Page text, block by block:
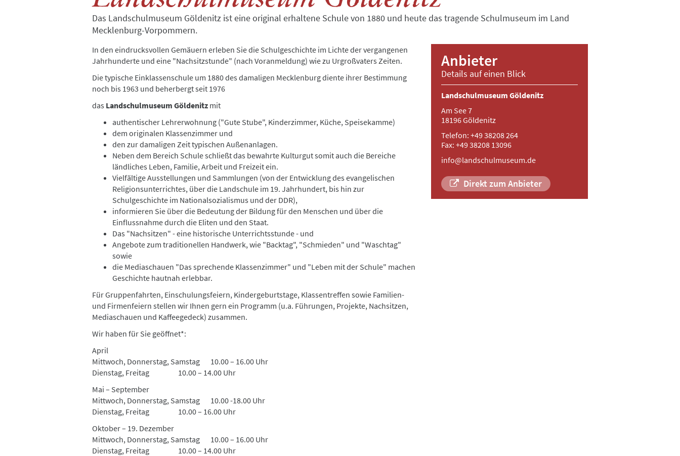
Das Landschulmuseum Göldenitz ist eine original erhaltene Schule von 1880 und heute das tragende Schulmuseum im Land
Mecklenburg-Vorpommern.
In den eindrucksvollen Gemäuern erleben Sie die Schulgeschichte im Lichte der vergangenen
Jahrhunderte und eine "Nachsitzstunde" (nach Voranmeldung) wie zu Urgroßvaters Zeiten.
Die typische Einklassenschule um 1880 des damaligen Mecklenburg diente ihrer Bestimmung
noch bis 1963 und beherbergt seit 1976
das Landschulmuseum Göldenitz mit
authentischer Lehrerwohnung ("Gute Stube", Kinderzimmer, Küche, Speisekamme)
dem originalen Klassenzimmer und
den zur damaligen Zeit typischen Außenanlagen.
Neben dem Bereich Schule schließt das bewahrte Kulturgut somit auch die Bereiche
ländliches Leben, Familie, Arbeit und Freizeit ein.
Vielfältige Ausstellungen und Sammlungen (von der Entwicklung des evangelischen
Religionsunterrichtes, über die Landschule im 19. Jahrhundert, bis hin zur
Schulgeschichte im Nationalsozialismus und der DDR),
informieren Sie über die Bedeutung der Bildung für den Menschen und über die
Einflussnahme durch die Eliten und den Staat.
Das "Nachsitzen" - eine historische Unterrichtsstunde - und
Angebote zum traditionellen Handwerk, wie "Backtag", "Schmieden" und "Waschtag"
sowie
die Mediaschauen "Das sprechende Klassenzimmer" und "Leben mit der Schule" machen
Geschichte hautnah erlebbar.
Für Gruppenfahrten, Einschulungsfeiern, Kindergeburtstage, Klassentreffen sowie Familien-
und Firmenfeiern stellen wir Ihnen gern ein Programm (u.a. Führungen, Projekte, Nachsitzen,
Mediaschauen und Kaffeegedeck) zusammen.
Wir haben für Sie geöffnet*:
April
Mittwoch, Donnerstag, Samstag 10.00 – 16.00 Uhr
Dienstag, Freitag 10.00 – 14.00 Uhr
Mai – September
Mittwoch, Donnerstag, Samstag 10.00 -18.00 Uhr
Dienstag, Freitag 10.00 – 16.00 Uhr
Oktober – 19. Dezember
Mittwoch, Donnerstag, Samstag 10.00 – 16.00 Uhr
Dienstag, Freitag 10.00 – 14.00 Uhr
Anbieter
Details auf einen Blick
Landschulmuseum Göldenitz
Am See 7
18196 Göldenitz
Telefon: +49 38208 264
Fax: +49 38208 13096
info@landschulmuseum.de
Direkt zum Anbieter